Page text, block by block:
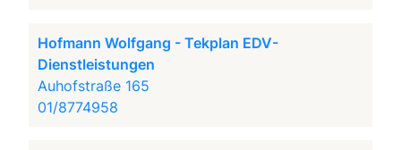
Hofmann Wolfgang - Tekplan EDV-
Dienstleistungen
Auhofstraße 165
01/8774958